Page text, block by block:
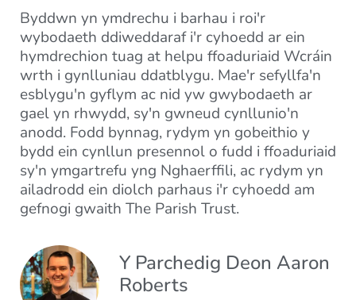
Byddwn yn ymdrechu i barhau i roi'r
wybodaeth ddiweddaraf i'r cyhoedd ar ein
hymdrechion tuag at helpu ffoaduriaid Wcráin
wrth i gynlluniau ddatblygu. Mae'r sefyllfa'n
esblygu'n gyflym ac nid yw gwybodaeth ar
gael yn rhwydd, sy'n gwneud cynllunio'n
anodd. Fodd bynnag, rydym yn gobeithio y
bydd ein cynllun presennol o fudd i ffoaduriaid
sy'n ymgartrefu yng Nghaerffili, ac rydym yn
ailadrodd ein diolch parhaus i'r cyhoedd am
gefnogi gwaith The Parish Trust.
Y Parchedig Deon Aaron
Roberts